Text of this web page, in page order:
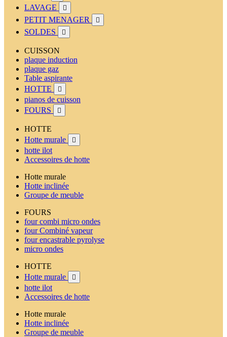
LAVAGE 
PETIT MENAGER 
SOLDES 
CUISSON
plaque induction
plaque gaz
Table aspirante
HOTTE

pianos de cuisson
FOURS

HOTTE
Hotte murale

hotte ilot
Accessoires de hotte
Hotte murale
Hotte inclinée
Groupe de meuble
FOURS
four combi micro ondes
four Combiné vapeur
four encastrable pyrolyse
micro ondes
HOTTE
Hotte murale

hotte ilot
Accessoires de hotte
Hotte murale
Hotte inclinée
Groupe de meuble